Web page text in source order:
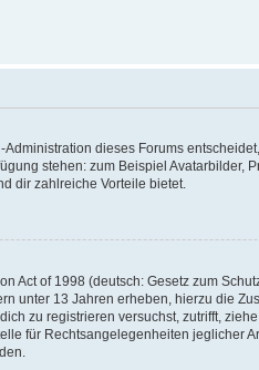
dieses Forums
stehen: zum Beispiel
dir zahlreiche Vorteile bietet.
Act of 1998 (deutsch: Gesetz zum
unter 13 Jahren erheben, hierzu die
zu registrieren versuchst, zutrifft,
für Rechtsangelegenheiten jeglicher